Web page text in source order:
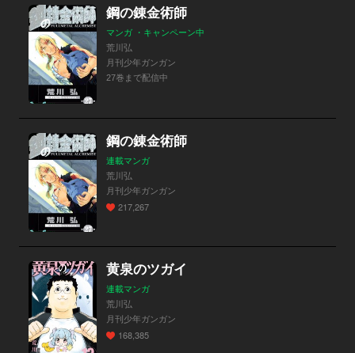
鋼の錬金術師
マンガ ・キャンペーン中
荒川弘
月刊少年ガンガン
27巻まで配信中
鋼の錬金術師
連載マンガ
荒川弘
月刊少年ガンガン
217,267
黄泉のツガイ
連載マンガ
荒川弘
月刊少年ガンガン
168,385